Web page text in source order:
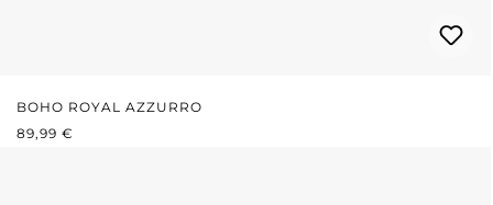
BOHO ROYAL AZZURRO
PREZZO NORMALE:
89,99 €